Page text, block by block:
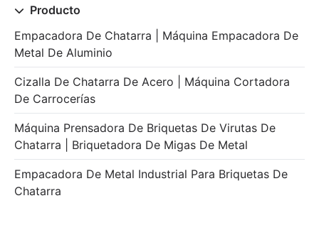
Producto
Empacadora De Chatarra | Máquina Empacadora De
Metal De Aluminio
Cizalla De Chatarra De Acero | Máquina Cortadora
De Carrocerías
Máquina Prensadora De Briquetas De Virutas De
Chatarra | Briquetadora De Migas De Metal
Empacadora De Metal Industrial Para Briquetas De
Chatarra